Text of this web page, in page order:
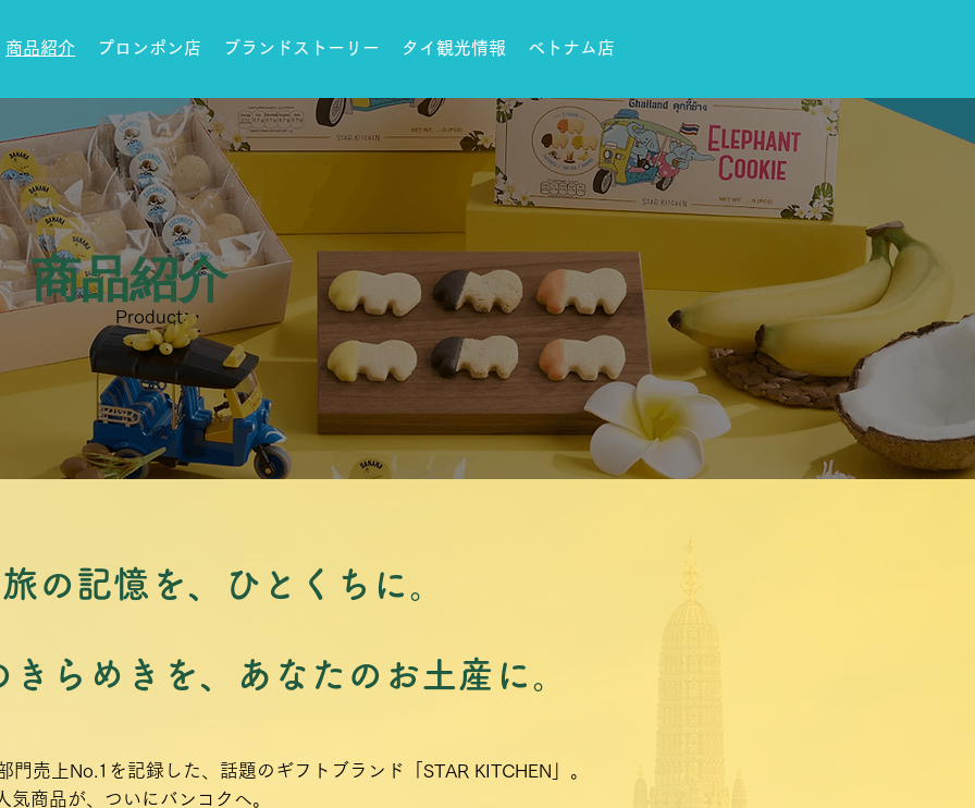
商品紹介 プロンポン店 ブランドストーリー タイ観光情報 ベトナム店
​商品紹介
Product​
旅の記憶を、ひとくちに。
きらめきを、あなたのお土産に。
売上No.1を記録した、話題のギフトブランド「STAR KITCHEN」。
商品が、ついにバンコクへ。